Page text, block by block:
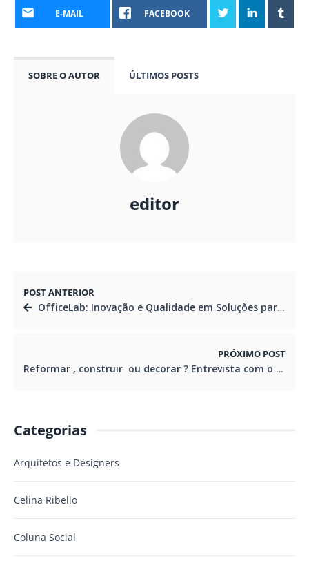
E-MAIL FACEBOOK
SOBRE O AUTOR ÚLTIMOS POSTS
editor
POST ANTERIOR
OfficeLab: Inovação e Qualidade em Soluções para Escritórios e Projetos Corporativos
PRÓXIMO POST
Reformar , construir ou decorar ? Entrevista com o arquiteto – Rodolfo Fontana: Uma Jornada Internacional pela Arquitetura de Excelência
Categorias
Arquitetos e Designers
Celina Ribello
Coluna Social